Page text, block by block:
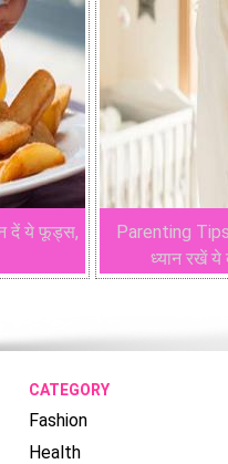
दें ये फूड्स,
Parenting
ध्यान रखें ये
CATEGORY
Fashion
Health